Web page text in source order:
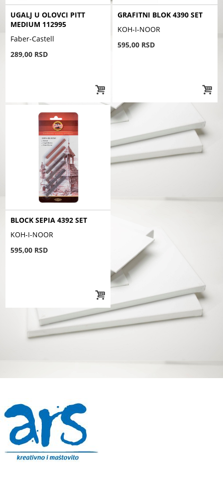
UGALJ U OLOVCI PITT
MEDIUM 112995
Faber-Castell
289,00 RSD
GRAFITNI BLOK 4390 SET
KOH-I-NOOR
595,00 RSD
BLOCK SEPIA 4392 SET
KOH-I-NOOR
595,00 RSD